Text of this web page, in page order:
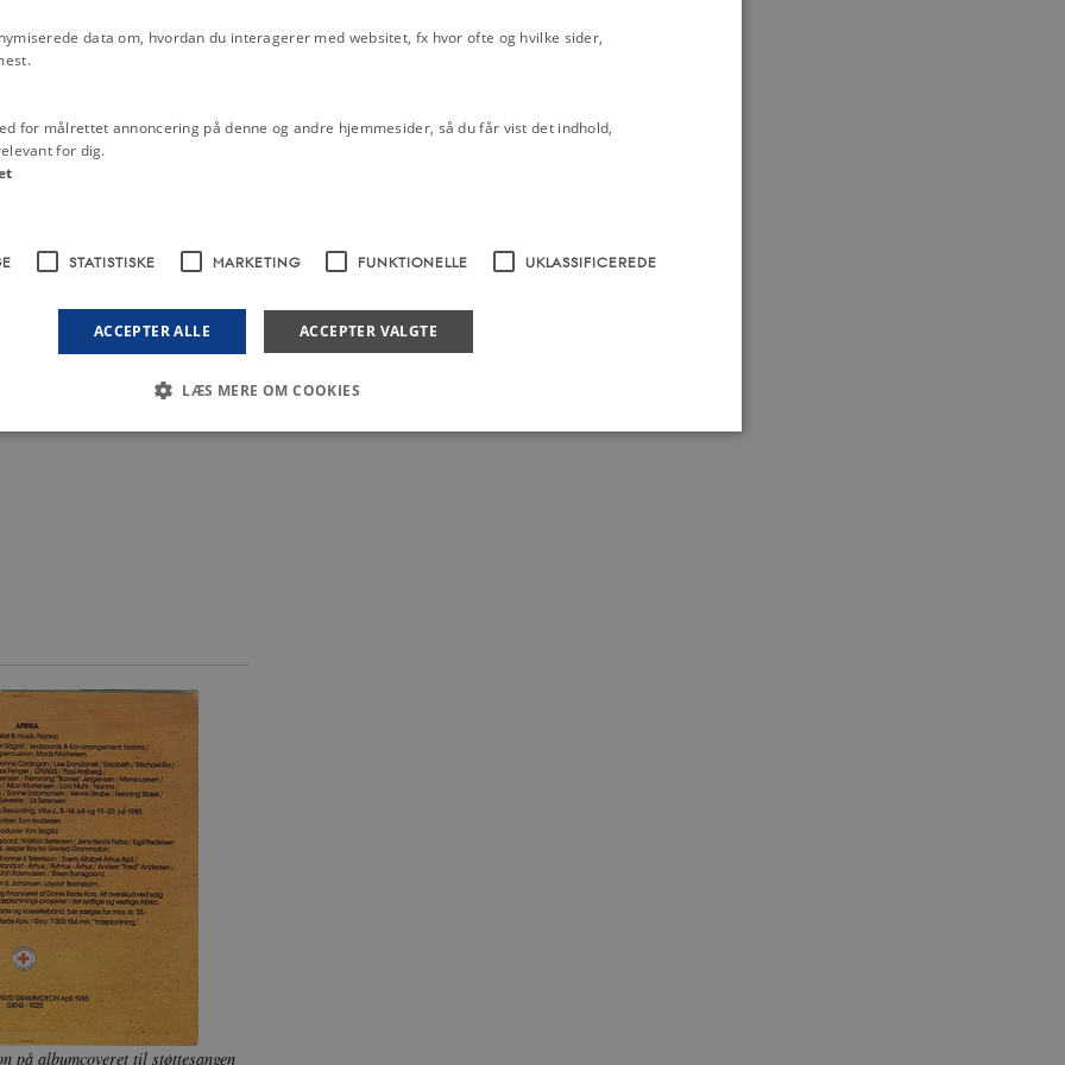
[25]
+ Sanne Salomonsen &
på albumcoveret til støttesangen
data om, hvordan du interagerer med websitet, fx hvor ofte og hvilke sider,
for målrettet annoncering på denne og andre hjemmesider, så du får vist det indhold,
for dig.
STATISTISKE MARKETING FUNKTIONELLE UKLASSIFICEREDE
ACCEPTER ALLE ACCEPTER VALGTE
LÆS MERE OM COOKIES
Inc.
Corporation
data.net
Inc.